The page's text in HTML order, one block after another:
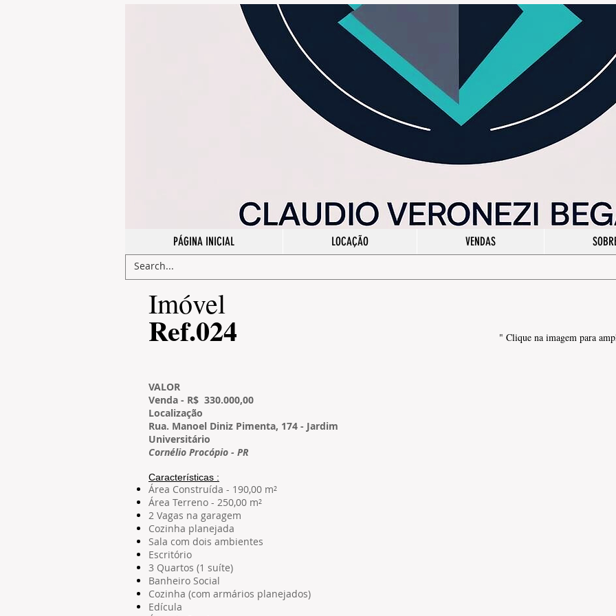
PÁGINA INICIAL LOCAÇÃO VENDAS
​Imóvel
​Ref.024
VALOR
Venda - R$ 330.000,00
Localização
Rua. Manoel Diniz Pimenta, 174 - Jardim
Universitário
Cornélio Procópio - PR
Características​ :
Área Construída - 190,00 m²
Área Terreno - 250,00 m²
2 Vagas na garagem
Cozinha planejada
Sala com dois ambientes
Escritório
3 Quartos (1 suíte)
Banheiro Social
Cozinha (com armários planejados)
Edícula
" Clique na imagem para